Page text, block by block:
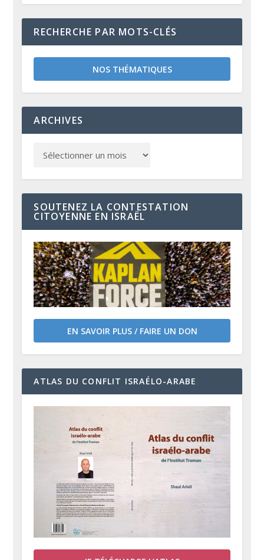
RECHERCHE PAR MOTS-CLÉS
NOS THÉMATIQUES
ARCHIVES
SOUTENEZ LA CONTESTATION
CITOYENNE EN ISRAËL
EN SAVOIR PLUS / FAIRE UN DON
ATLAS DU CONFLIT ISRAÉLO-ARABE